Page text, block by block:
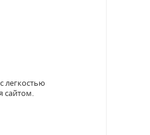
легкостью
сайтом.